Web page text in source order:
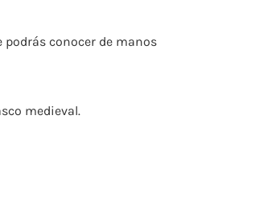
podrás conocer de manos
medieval.